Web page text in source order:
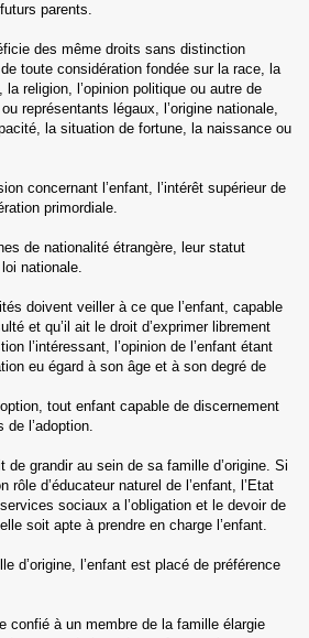
parents.
des même droits sans distinction
toute considération fondée sur la race, la
religion, l’opinion politique ou autre de
représentants légaux, l’origine nationale,
la situation de fortune, la naissance ou
concernant l’enfant, l’intérêt supérieur de
primordiale.
de nationalité étrangère, leur statut
nationale.
doivent veiller à ce que l’enfant, capable
et qu’il ait le droit d’exprimer librement
l’intéressant, l’opinion de l’enfant étant
eu égard à son âge et à son degré de
tout enfant capable de discernement
l’adoption.
de grandir au sein de sa famille d’origine. Si
rôle d’éducateur naturel de l’enfant, l’Etat
sociaux a l’obligation et le devoir de
soit apte à prendre en charge l’enfant.
d’origine, l’enfant est placé de préférence
confié à un membre de la famille élargie